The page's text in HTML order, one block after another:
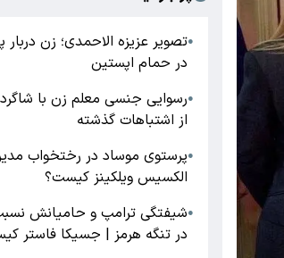
●تصویر عزیزه الاحمدی؛ زن
در حمام اپستین
●
از اشتباهات گذشته
●پرستوی موساد در رختخواب
الکسیس ویلکینز کیست؟
●شیفتگی ترامپ و حامیانش
در تنگه هرمز | جسیکا فاستر